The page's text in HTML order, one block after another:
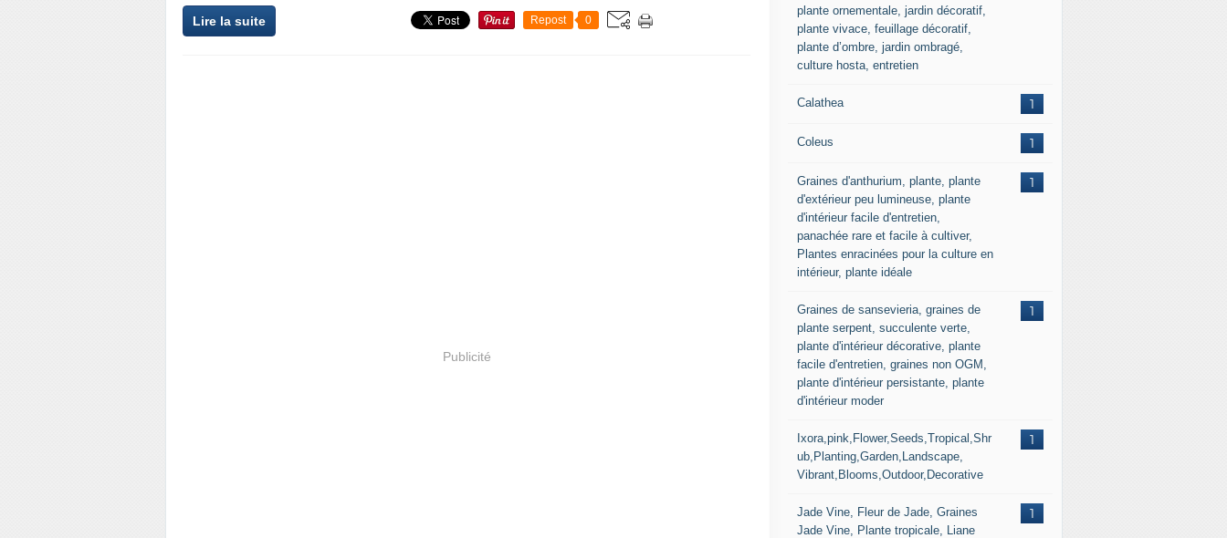
Lire la suite Repost 0
Publicité
plante ornementale, jardin décoratif,
plante vivace, feuillage décoratif,
plante d’ombre, jardin ombragé,
culture hosta, entretien
1
Calathea
1
Coleus
1
Graines d'anthurium, plante, plante
d'extérieur peu lumineuse, plante
d'intérieur facile d'entretien,
panachée rare et facile à cultiver,
Plantes enracinées pour la culture en
intérieur, plante idéale
1
Graines de sansevieria, graines de
plante serpent, succulente verte,
plante d'intérieur décorative, plante
facile d'entretien, graines non OGM,
plante d'intérieur persistante, plante
d'intérieur moder
1
Ixora,pink,Flower,Seeds,Tropical,Shr
ub,Planting,Garden,Landscape,
Vibrant,Blooms,Outdoor,Decorative
1
Jade Vine, Fleur de Jade, Graines
Jade Vine, Plante tropicale, Liane